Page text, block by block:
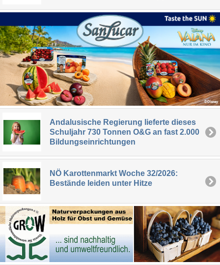
Andalusische Regierung lieferte dieses
Schuljahr 730 Tonnen O&G an fast 2.000
Bildungseinrichtungen
NÖ Karottenmarkt Woche 32/2026:
Bestände leiden unter Hitze